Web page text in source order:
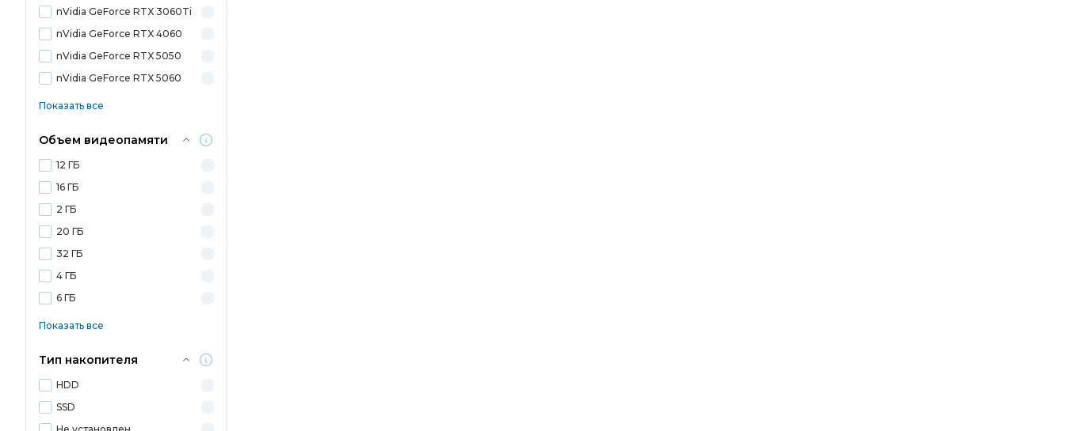
nVidia GeForce RTX 3060Ti
nVidia GeForce RTX 4060
nVidia GeForce RTX 5050
nVidia GeForce RTX 5060
Показать все
Объем видеопамяти
12 ГБ
16 ГБ
2 ГБ
20 ГБ
32 ГБ
4 ГБ
6 ГБ
Показать все
Тип накопителя
HDD
SSD